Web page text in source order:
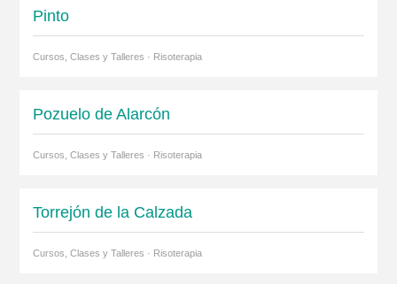
Pinto
Cursos, Clases y Talleres · Risoterapia
Pozuelo de Alarcón
Cursos, Clases y Talleres · Risoterapia
Torrejón de la Calzada
Cursos, Clases y Talleres · Risoterapia